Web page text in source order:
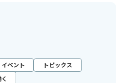
イベント
トピックス